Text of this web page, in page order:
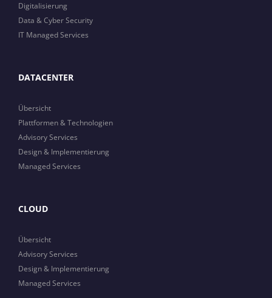
Digitalisierung
Data & Cyber Security
IT Managed Services
DATACENTER
Übersicht
Plattformen & Technologien
Advisory Services
Design & Implementierung
Managed Services
CLOUD
Übersicht
Advisory Services
Design & Implementierung
Managed Services